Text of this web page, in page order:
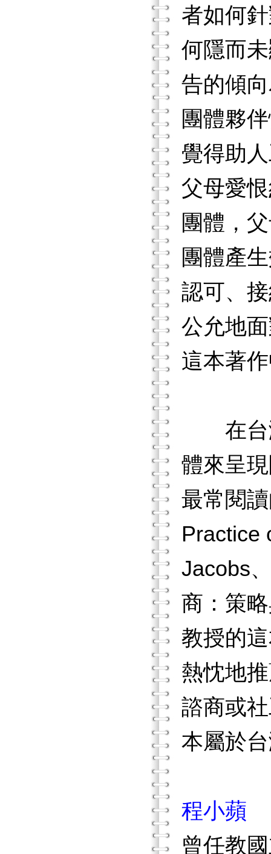
者如何
何隱而
告的傾
團體夥
覺得助
父母愛
團體，
團體產
認可、
公允地
這本著
在台灣
體來呈
最常閱
Practice
Jacobs
商：策
教授的
熱忱地
諮商或
本屬於
程小蘋
曾任教